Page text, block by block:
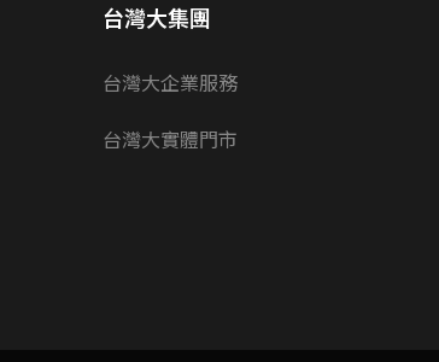
台灣大集團
台灣大企業服務
台灣大實體門市